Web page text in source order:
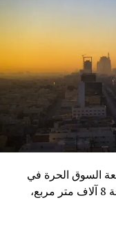
السوق الحرة في
مطار الملك عبدالعزيز الدولي على مساحة 8 آلاف متر مربع،